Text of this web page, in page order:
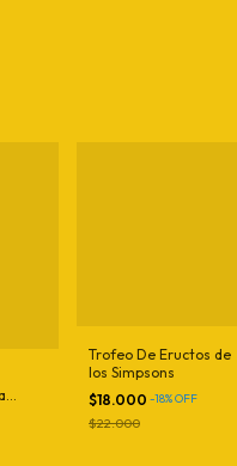
Trofeo De Eructos de
los Simpsons
$18.000 -18%OFF
$22.000